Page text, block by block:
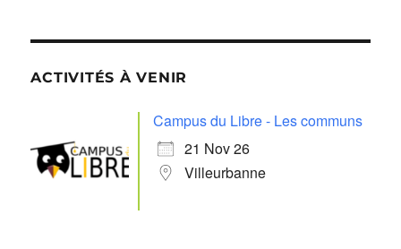
ACTIVITÉS À VENIR
Campus du Libre - Les communs
21 Nov 26
Villeurbanne